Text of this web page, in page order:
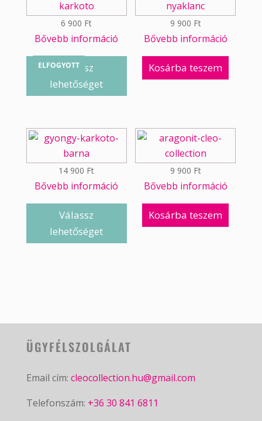
ELFOGYOTT
6 900 Ft
Bővebb információ
Válassz
lehetőséget
9 900 Ft
Bővebb információ
Kosárba teszem
14 900 Ft
Bővebb információ
Válassz
lehetőséget
9 900 Ft
Bővebb információ
Kosárba teszem
ÜGYFÉLSZOLGÁLAT
Email cím: cleocollection.hu@gmail.com
Telefonszám: +36 30 841 6811